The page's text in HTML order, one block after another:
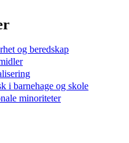
og beredskap
i barnehage og skole
minoriteter